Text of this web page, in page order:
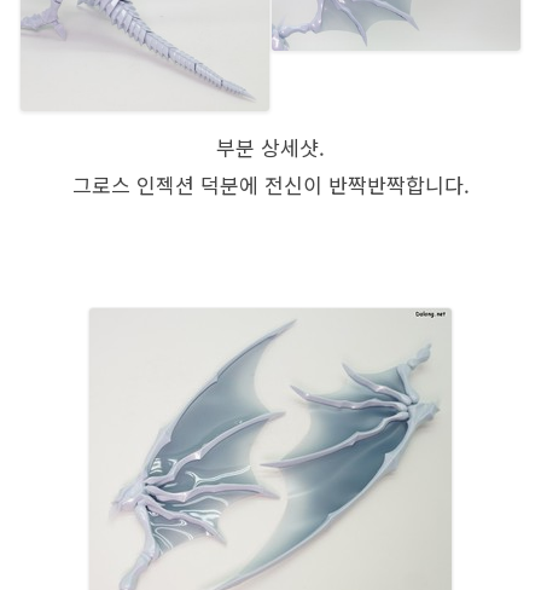
부분 상세샷.
그로스 인젝션 덕분에 전신이 반짝반짝합니다.